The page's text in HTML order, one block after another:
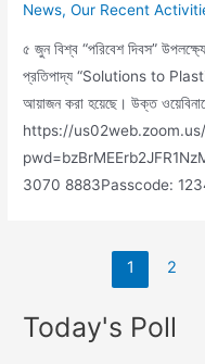
News,Our Recent
৫ জুন বিশ্ব “পরিবেশ দিবস”
প্রতিপাদ্য “Solutions to Plastic
আয়াজন করা হয়েছে। উক্ত
https://
3070 8883Passcode:
1 2
Today's Poll